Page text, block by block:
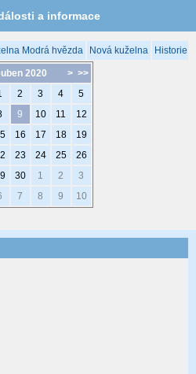
a informace
Modrá hvězda Nová kuželna Historie
> >>
2020
2 3 4
5
9 10 11
12
16 17 18
19
23 24 25
26
30 1 2
3
7 8 9 10